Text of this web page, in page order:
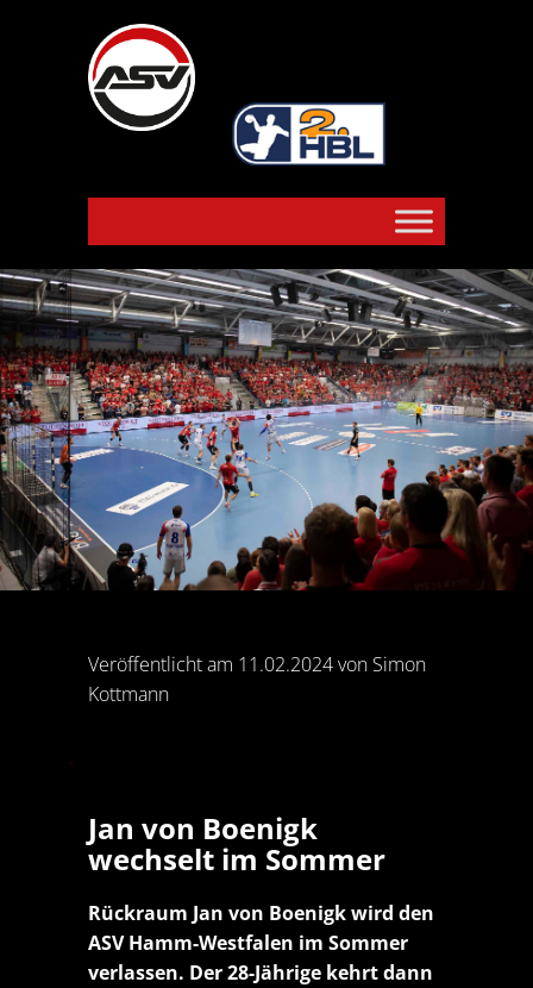
Veröffentlicht am 11.02.2024 von Simon
Kottmann
Jan von Boenigk
wechselt im Sommer
Rückraum Jan von Boenigk wird den
ASV Hamm-Westfalen im Sommer
verlassen. Der 28-Jährige kehrt dann